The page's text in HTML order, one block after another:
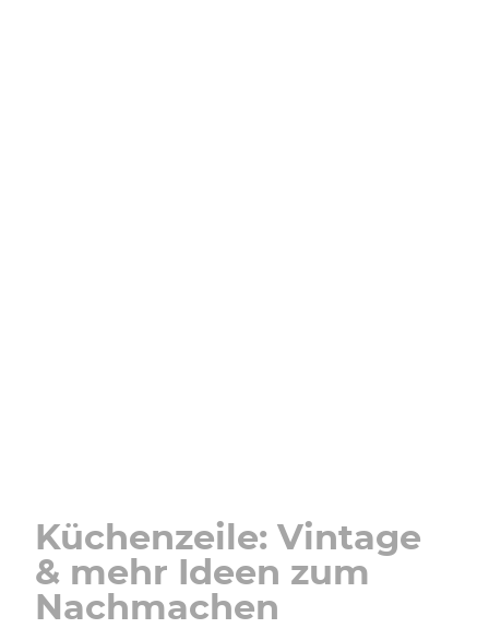
Küchenzeile: Vintage
& mehr Ideen zum
Nachmachen